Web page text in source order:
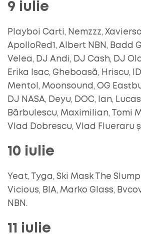
9 iulie
Playboi Carti, Nemzzz,
ApolloRed1, Albert NBN, Badd
Velea, DJ Andi, DJ Cash, DJ
Erika Isac, Gheboasă, Hriscu,
Mentol, Moonsound, OG
DJ NASA, Deyu, DOC, Ian,
Bărbulescu, Maximilian, Tomi
Vlad Dobrescu, Vlad Flueraru
10 iulie
Yeat, Tyga, Ski Mask The
Vicious, BIA, Marko Glass,
NBN.
11 iulie